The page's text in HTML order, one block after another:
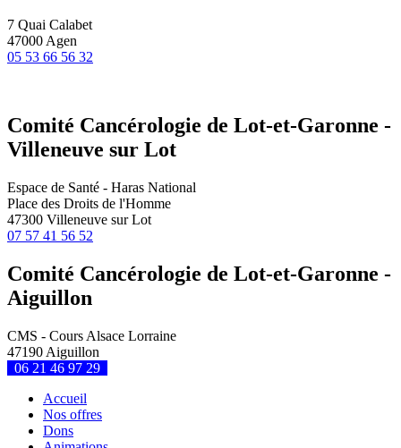
7 Quai Calabet
47000 Agen
05 53 66 56 32
Comité Cancérologie de Lot-et-Garonne -
Villeneuve sur Lot
Espace de Santé - Haras National
Place des Droits de l'Homme
47300 Villeneuve sur Lot
07 57 41 56 52
Comité Cancérologie de Lot-et-Garonne -
Aiguillon
CMS - Cours Alsace Lorraine
47190 Aiguillon
06 21 46 97 29
Accueil
Nos offres
Dons